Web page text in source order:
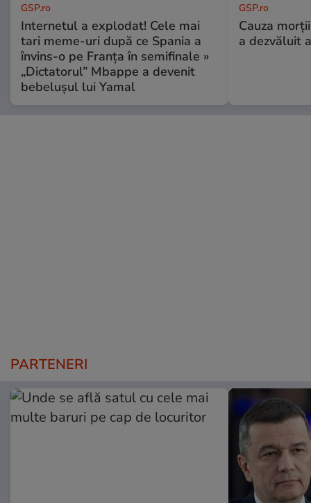
GSP.ro
Internetul a explodat! Cele mai
tari meme-uri după ce Spania a
învins-o pe Franța în semifinale »
„Dictatorul” Mbappe a devenit
bebelușul lui Yamal
GSP.ro
Cauza
a dezvăluit
PARTENERI